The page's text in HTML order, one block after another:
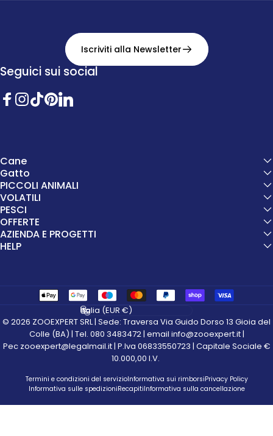
Iscriviti alla Newsletter
Seguici sui social
Cane
Gatto
PICCOLI ANIMALI
VOLATILI
PESCI
OFFERTE
AZIENDA E PROGETTI
HELP
© 2026 ZOOEXPERT SRL | Sede: Traversa Via Guido Dorso 13 Gioia del
Colle (BA) | Tel. 080 3483472 | email info@zooexpert.it |
Pec zooexpert@legalmail.it | P.Iva 06833550723 | Capitale Sociale €
10.000,00 I.V.
Termini e condizioni del servizioInformativa sui rimborsiPrivacy Policy
Informativa sulle spedizioniRecapitiInformativa sulla cancellazione
Paese/Area geografica